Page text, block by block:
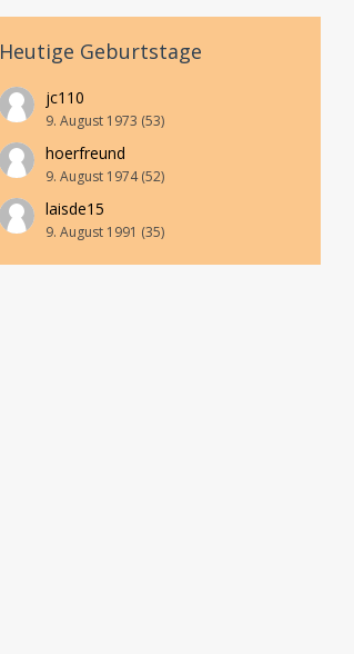
Heutige Geburtstage
jc110
9. August 1973 (53)
hoerfreund
9. August 1974 (52)
laisde15
9. August 1991 (35)